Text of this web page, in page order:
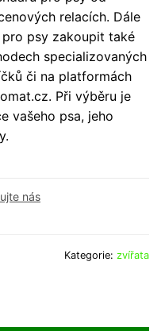
relacích. Dále
psy zakoupit také
specializovaných
či na platformách
Při výběru je
vašeho psa, jeho
nás
Kategorie: zvířata